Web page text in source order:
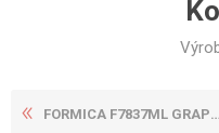
FORMICA F7837ML GRAPHITE MO...